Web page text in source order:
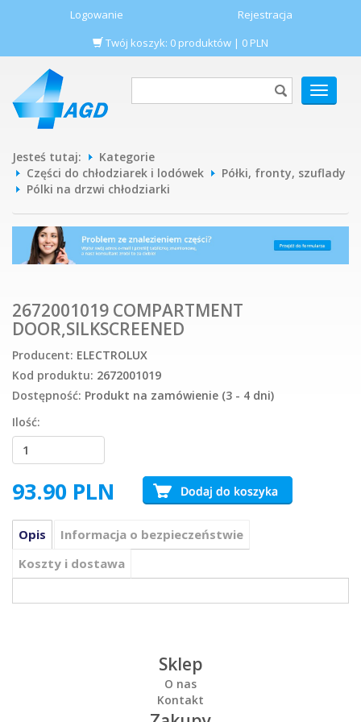
Logowanie
Rejestracja
Twój koszyk: 0 produktów | 0 PLN
POKAŻ
MENU
Jesteś tutaj:
Kategorie
Części do chłodziarek i lodówek
Półki, fronty, szuflady
Pólki na drzwi chłodziarki
2672001019 COMPARTMENT
DOOR,SILKSCREENED
Producent: ELECTROLUX
Kod produktu: 2672001019
Dostępność: Produkt na zamówienie (3 - 4 dni)
Ilość:
93.90 PLN
Opis
Informacja o bezpieczeństwie
Koszty i dostawa
Sklep
O nas
Kontakt